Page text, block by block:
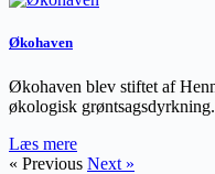
Økohaven
Økohaven blev stiftet af
økologisk grøntsagsdyrkning.
Læs mere
« Previous Next »